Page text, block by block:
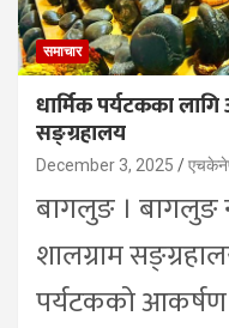
समाचार
धार्मिक पर्यटकका
सङ्ग्रहालय
December 3, 2025
बागलुङ । बागलुङ
शालग्राम
पर्यटकको आकर्षण